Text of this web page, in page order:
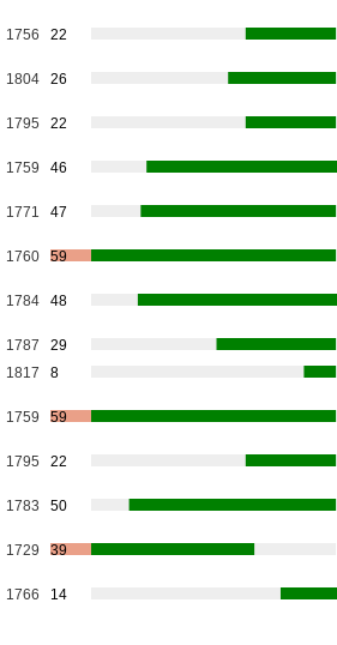
1756 22
1804 26
1795 22
1759 46
1771 47
1760 59
1784 48
1787
29
1817 8
1759 59
1795 22
1783 50
1729 39
1766 14